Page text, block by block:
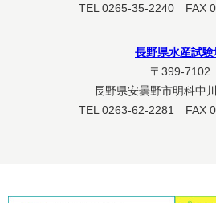
TEL 0265-35-2240 FAX
長野県水産試験
〒399-7102
長野県安曇野市明科中
TEL 0263-62-2281 FAX